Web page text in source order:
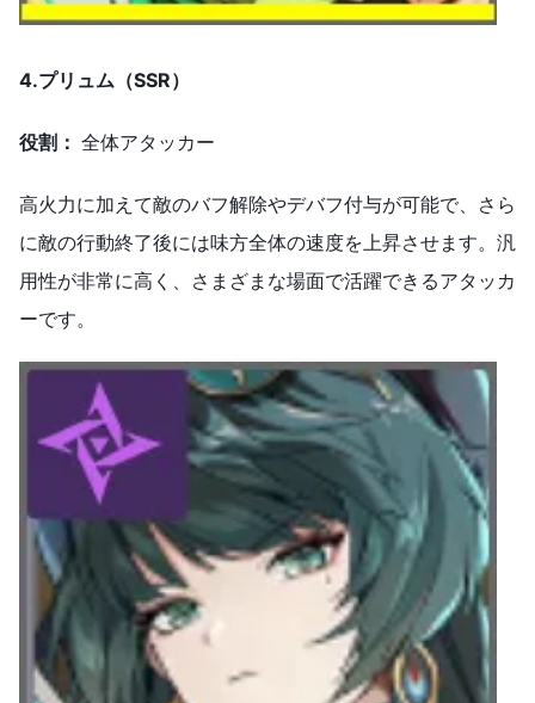
4.プリュム（SSR）
役割： 全体アタッカー
高火力に加えて敵のバフ解除やデバフ付与が可能で、さら
に敵の行動終了後には味方全体の速度を上昇させます。汎
用性が非常に高く、さまざまな場面で活躍できるアタッカ
ーです。